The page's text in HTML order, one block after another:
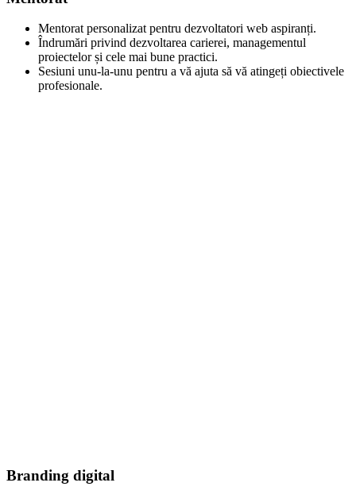
Mentorat personalizat pentru dezvoltatori web aspiranți.
Îndrumări privind dezvoltarea carierei, managementul
proiectelor și cele mai bune practici.
Sesiuni unu-la-unu pentru a vă ajuta să vă atingeți obiectivele
profesionale.
Branding digital